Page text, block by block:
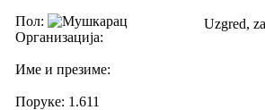
Пол:
Организација:
Име и презиме:
Поруке: 1.611
Uzgred,